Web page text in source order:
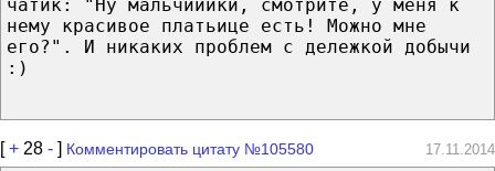
чатик: "Ну мальчииики, смотрите, у меня к
нему красивое платьице есть! Можно мне
его?". И никаких проблем с дележкой добычи
:)
[+ 28 - ] Комментировать цитату №105580 17.11.2014